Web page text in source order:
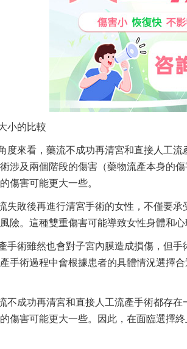
小的比較
度來看，藥流不成功再清宮和直接人工
涉及兩個階段的傷害（藥物流產本身的
傷害可能更大一些。
失敗後再進行清宮手術的女性，不僅要
險。這種雙重傷害可能導致女性身體和心
手術雖然也會對子宮內膜造成損傷，但
手術過程中會根據患者的具體情況選擇
不成功再清宮和直接人工流產手術都存
傷害可能更大一些。因此，在面臨選擇